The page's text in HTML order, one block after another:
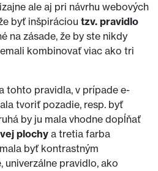
ale aj pri návrhu webových
byť inšpiráciou tzv. pravidlo
na zásade, že by ste nikdy
kombinovať viac ako tri
tohto pravidla, v prípade e-
tvoriť pozadie, resp. byť
by ju mala vhodne dopĺňať
plochy a tretia farba
byť kontrastným
univerzálne pravidlo, ako